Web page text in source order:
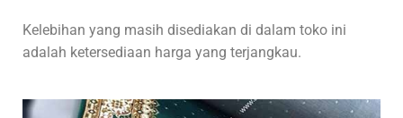
Kelebihan yang masih disediakan di dalam toko ini
adalah ketersediaan harga yang terjangkau.